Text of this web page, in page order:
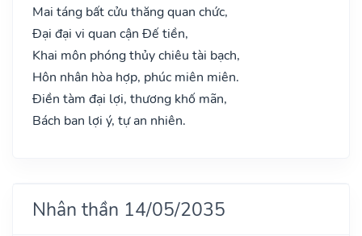
Mai táng bất cửu thăng quan chức,
Đại đại vi quan cận Đế tiền,
Khai môn phóng thủy chiêu tài bạch,
Hôn nhân hòa hợp, phúc miên miên.
Điền tàm đại lợi, thương khố mãn,
Bách ban lợi ý, tự an nhiên.
Nhân thần 14/05/2035